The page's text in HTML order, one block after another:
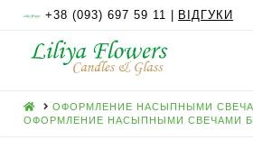
+38 (093) 697 59 11 | ВІДГУКИ
HOMEОФОРМЛЕНИЕ НАСЫПНЫМИ
ОФОРМЛЕНИЕ НАСЫПНЫМИ СВЕЧАМИ